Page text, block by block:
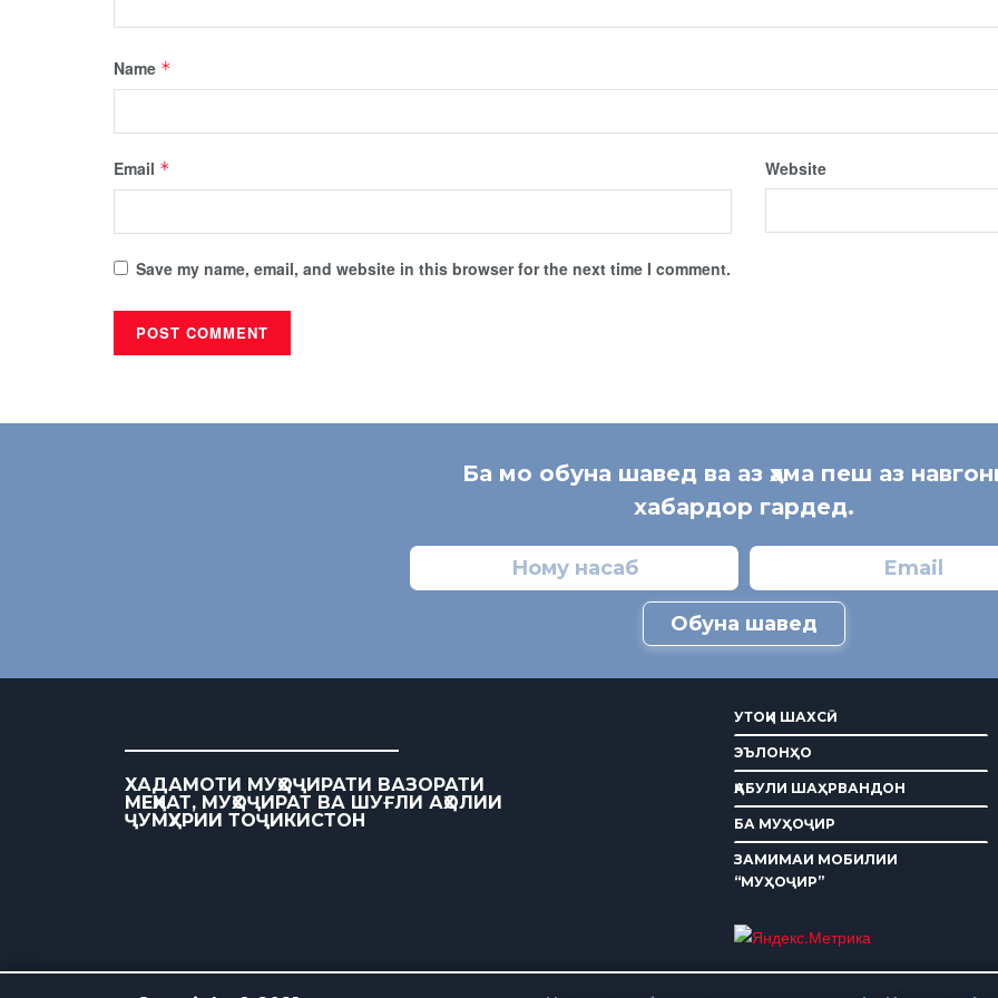
Name *
Email * Website
Save my name, email, and website in this browser for the next time I comment.
Ба мо обуна шавед ва аз ҳама пеш аз
хабардор гардед.
Обуна шавед
ХАДАМОТИ МУҲОҶИРАТИ ВАЗОРАТИ
МЕҲНАТ, МУҲОҶИРАТ ВА ШУҒЛИ АҲОЛИИ
ҶУМҲУРИИ ТОҶИКИСТОН
УТОҚИ ШАХСӢ
ЭЪЛОНҲО
ҚАБУЛИ ШАҲРВАНДОН
БА МУҲОҶИР
ЗАМИМАИ МОБИЛИИ
“МУҲОҶИР”